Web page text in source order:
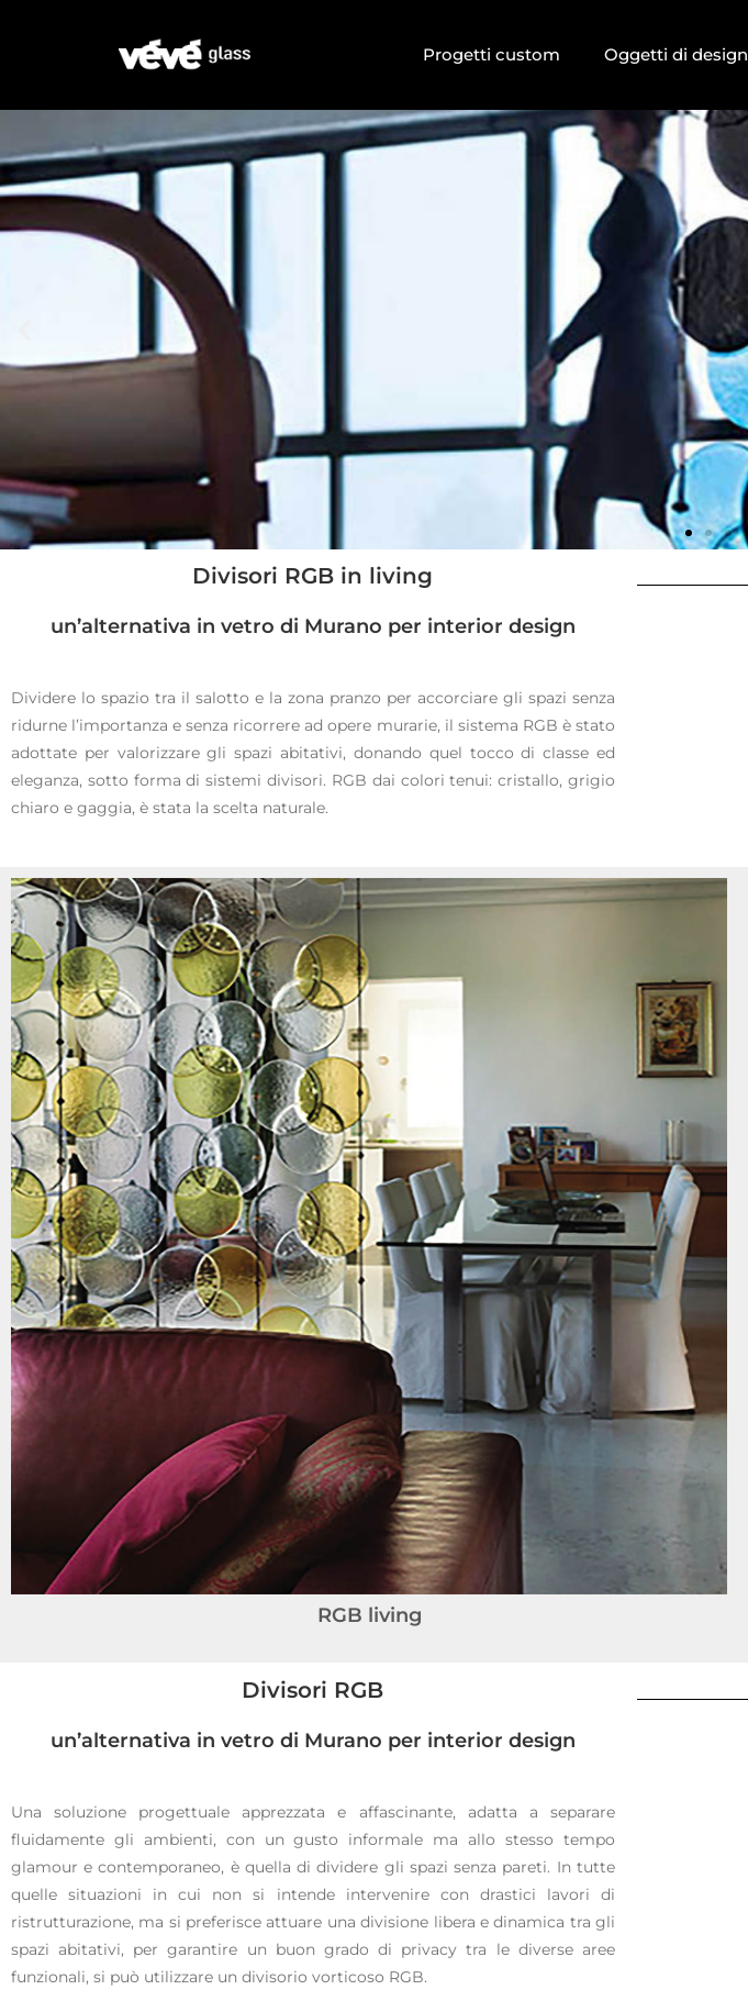
Progetti custom Oggetti di design
Divisori
RGB
Divisori o tende in
vetro di Murano
Divisori RGB in living
un’alternativa in vetro di Murano per interior design
Dividere lo spazio tra il salotto e la zona pranzo per accorciare gli spazi senza
ridurne l’importanza e senza ricorrere ad opere murarie, il sistema RGB è stato
adottate per valorizzare gli spazi abitativi, donando quel tocco di classe ed
eleganza, sotto forma di sistemi divisori. RGB dai colori tenui: cristallo, grigio
chiaro e gaggia, è stata la scelta naturale.
RGB living
Divisori RGB
un’alternativa in vetro di Murano per interior design
Una soluzione progettuale apprezzata e affascinante, adatta a separare
fluidamente gli ambienti, con un gusto informale ma allo stesso tempo
glamour e contemporaneo, è quella di dividere gli spazi senza pareti. In tutte
quelle situazioni in cui non si intende intervenire con drastici lavori di
ristrutturazione, ma si preferisce attuare una divisione libera e dinamica tra gli
spazi abitativi, per garantire un buon grado di privacy tra le diverse aree
funzionali, si può utilizzare un divisorio vorticoso RGB.